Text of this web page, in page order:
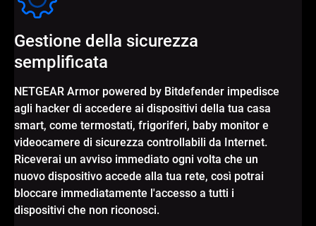
Gestione della sicurezza
semplificata
NETGEAR Armor powered by Bitdefender impedisce
agli hacker di accedere ai dispositivi della tua casa
smart, come termostati, frigoriferi, baby monitor e
videocamere di sicurezza controllabili da Internet.
Riceverai un avviso immediato ogni volta che un
nuovo dispositivo accede alla tua rete, così potrai
bloccare immediatamente l'accesso a tutti i
dispositivi che non riconosci.